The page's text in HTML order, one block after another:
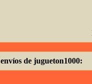
de jugueton1000: